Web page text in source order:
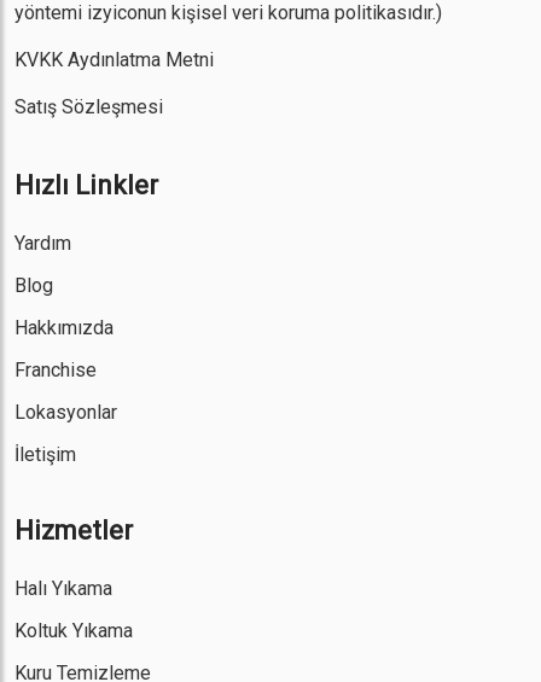
yöntemi izyiconun kişisel veri koruma politikasıdır.)
KVKK Aydınlatma Metni
Satış Sözleşmesi
Hızlı Linkler
Yardım
Blog
Hakkımızda
Franchise
Lokasyonlar
İletişim
Hizmetler
Halı Yıkama
Koltuk Yıkama
Kuru Temizleme